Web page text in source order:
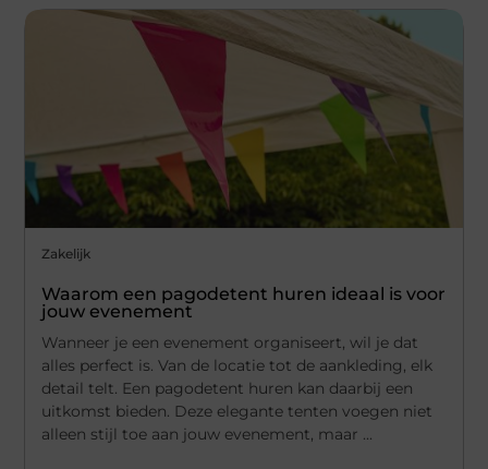
Zakelijk
Waarom een pagodetent huren ideaal is voor
jouw evenement
Wanneer je een evenement organiseert, wil je dat
alles perfect is. Van de locatie tot de aankleding, elk
detail telt. Een pagodetent huren kan daarbij een
uitkomst bieden. Deze elegante tenten voegen niet
alleen stijl toe aan jouw evenement, maar ...